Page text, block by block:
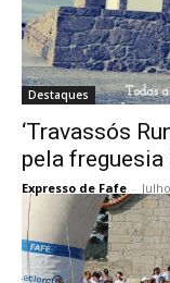
Destaques
‘Travassós
pela
Expresso de Fafe -